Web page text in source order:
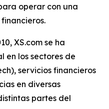
operar con una
XS.com se ha
en los sectores de
servicios financieros
en diversas
partes del